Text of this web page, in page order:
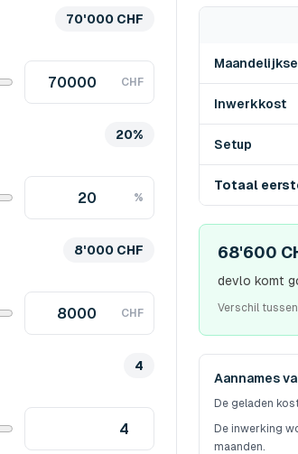
70'000 CHF
CHF
20%
%
8'000 CHF
CHF
4
Inwerkkost
Setup
Totaal
68'600
devlo komt
Verschil
Aannames
De geladen
De inwerking
maanden.